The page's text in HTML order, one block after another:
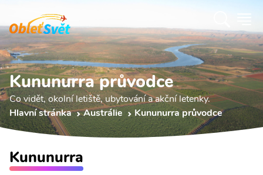
Kununurra průvodce
Co vidět, okolní letiště, ubytování a akční letenky.
Hlavní stránka
Austrálie Kununurra průvodce
Kununurra